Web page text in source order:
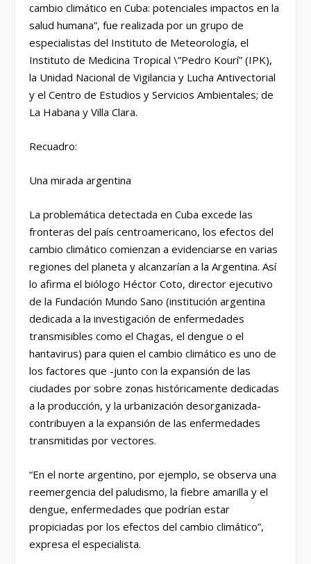
cambio climático en Cuba: potenciales impactos en la
salud humana”, fue realizada por un grupo de
especialistas del Instituto de Meteorología, el
Instituto de Medicina Tropical \”Pedro Kourí” (IPK),
la Unidad Nacional de Vigilancia y Lucha Antivectorial
y el Centro de Estudios y Servicios Ambientales; de
La Habana y Villa Clara.
Recuadro:
Una mirada argentina
La problemática detectada en Cuba excede las
fronteras del país centroamericano, los efectos del
cambio climático comienzan a evidenciarse en varias
regiones del planeta y alcanzarían a la Argentina. Así
lo afirma el biólogo Héctor Coto, director ejecutivo
de la Fundación Mundo Sano (institución argentina
dedicada a la investigación de enfermedades
transmisibles como el Chagas, el dengue o el
hantavirus) para quien el cambio climático es uno de
los factores que -junto con la expansión de las
ciudades por sobre zonas históricamente dedicadas
a la producción, y la urbanización desorganizada-
contribuyen a la expansión de las enfermedades
transmitidas por vectores.
“En el norte argentino, por ejemplo, se observa una
reemergencia del paludismo, la fiebre amarilla y el
dengue, enfermedades que podrían estar
propiciadas por los efectos del cambio climático”,
expresa el especialista.